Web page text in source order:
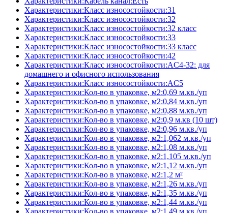
Характеристики:Класс износостойкости:31
Характеристики:Класс износостойкости:32
Характеристики:Класс износостойкости:32 класс
Характеристики:Класс износостойкости:33
Характеристики:Класс износостойкости:33 класс
Характеристики:Класс износостойкости:42
Характеристики:Класс износостойкости:AC4-32: для
домашнего и офисного использования
Характеристики:Класс износостойкости:AC5
Характеристики:Кол-во в упаковке, м2:0,69 м.кв./уп
Характеристики:Кол-во в упаковке, м2:0,84 м.кв./уп
Характеристики:Кол-во в упаковке, м2:0,88 м.кв./уп
Характеристики:Кол-во в упаковке, м2:0,9 м.кв (10 шт)
Характеристики:Кол-во в упаковке, м2:0,96 м.кв./уп
Характеристики:Кол-во в упаковке, м2:1,062 м.кв./уп
Характеристики:Кол-во в упаковке, м2:1,08 м.кв./уп
Характеристики:Кол-во в упаковке, м2:1,105 м.кв./уп
Характеристики:Кол-во в упаковке, м2:1,12 м.кв./уп
Характеристики:Кол-во в упаковке, м2:1,2 м²
Характеристики:Кол-во в упаковке, м2:1,26 м.кв./уп
Характеристики:Кол-во в упаковке, м2:1,35 м.кв./уп
Характеристики:Кол-во в упаковке, м2:1,44 м.кв./уп
Характеристики:Кол-во в упаковке, м2:1,49 м.кв./уп